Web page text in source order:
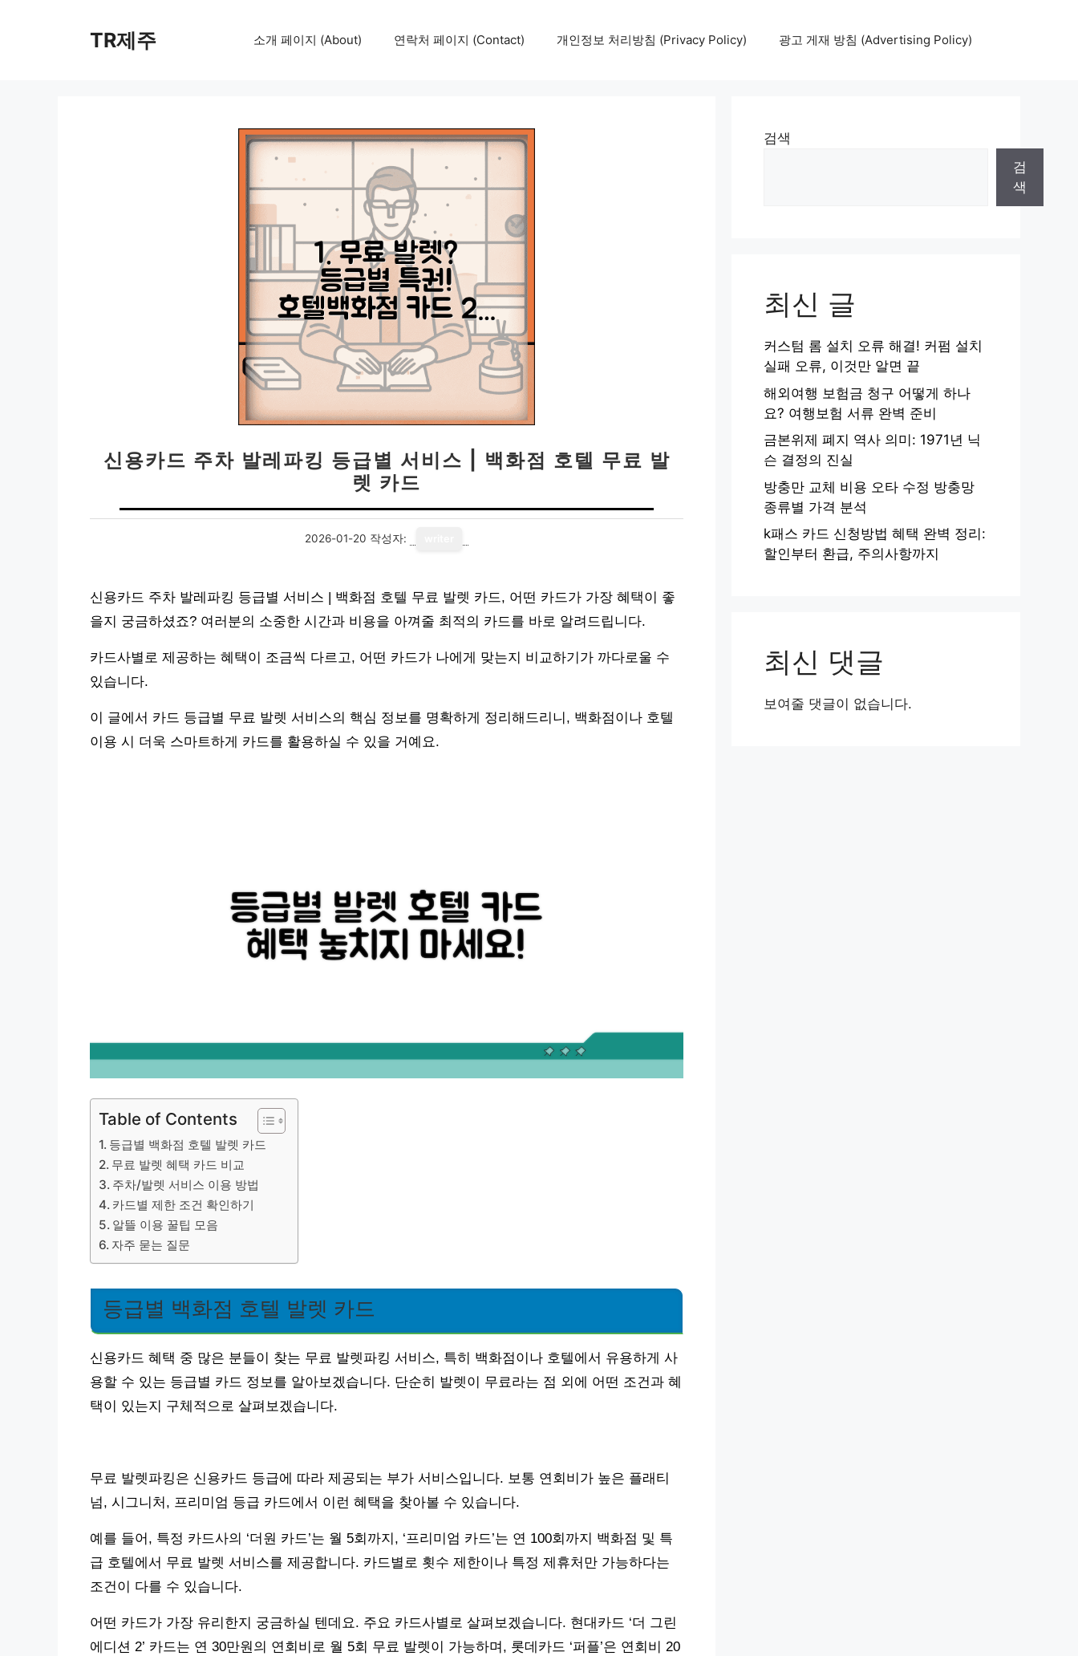
TR제주 소개 페이지 (About) 연락처 페이지 (Contact) 개인정보 처리방침 (Privacy Policy) 광고 게재 방침 (Advertising Policy)
신용카드 주차 발레파킹 등급별 서비스 | 백화점 호텔 무료 발
렛 카드
2026-01-20 작성자:
신용카드 주차 발레파킹 등급별 서비스 | 백화점 호텔 무료 발렛 카드, 어떤 카드가 가장 혜택이 좋
을지 궁금하셨죠? 여러분의 소중한 시간과 비용을 아껴줄 최적의 카드를 바로 알려드립니다.
카드사별로 제공하는 혜택이 조금씩 다르고, 어떤 카드가 나에게 맞는지 비교하기가 까다로울 수
있습니다.
이 글에서 카드 등급별 무료 발렛 서비스의 핵심 정보를 명확하게 정리해드리니, 백화점이나 호텔
이용 시 더욱 스마트하게 카드를 활용하실 수 있을 거예요.
Table of Contents
등급별 백화점 호텔 발렛 카드
무료 발렛 혜택 카드 비교
주차/발렛 서비스 이용 방법
카드별 제한 조건 확인하기
알뜰 이용 꿀팁 모음
자주 묻는 질문
등급별 백화점 호텔 발렛 카드
신용카드 혜택 중 많은 분들이 찾는 무료 발렛파킹 서비스, 특히 백화점이나 호텔에서 유용하게 사
용할 수 있는 등급별 카드 정보를 알아보겠습니다. 단순히 발렛이 무료라는 점 외에 어떤 조건과 혜
택이 있는지 구체적으로 살펴보겠습니다.
무료 발렛파킹은 신용카드 등급에 따라 제공되는 부가 서비스입니다. 보통 연회비가 높은 플래티
넘, 시그니처, 프리미엄 등급 카드에서 이런 혜택을 찾아볼 수 있습니다.
예를 들어, 특정 카드사의 ‘더원 카드’는 월 5회까지, ‘프리미엄 카드’는 연 100회까지 백화점 및 특
급 호텔에서 무료 발렛 서비스를 제공합니다. 카드별로 횟수 제한이나 특정 제휴처만 가능하다는
조건이 다를 수 있습니다.
어떤 카드가 가장 유리한지 궁금하실 텐데요. 주요 카드사별로 살펴보겠습니다. 현대카드 ‘더 그린
에디션 2’ 카드는 연 30만원의 연회비로 월 5회 무료 발렛이 가능하며, 롯데카드 ‘퍼플’은 연회비 20
검색
검
색
최신 글
커스텀 롬 설치 오류 해결! 커펌 설치
실패 오류, 이것만 알면 끝
해외여행 보험금 청구 어떻게 하나
요? 여행보험 서류 완벽 준비
금본위제 폐지 역사 의미: 1971년 닉
슨 결정의 진실
방충만 교체 비용 오타 수정 방충망
종류별 가격 분석
k패스 카드 신청방법 혜택 완벽 정리:
할인부터 환급, 주의사항까지
최신 댓글
보여줄 댓글이 없습니다.